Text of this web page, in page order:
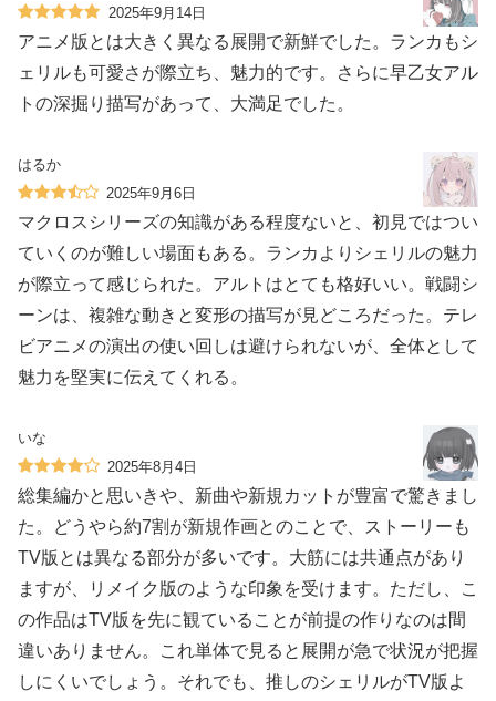
2025年9月14日
アニメ版とは大きく異なる展開で新鮮でした。ランカもシ
ェリルも可愛さが際立ち、魅力的です。さらに早乙女アル
トの深掘り描写があって、大満足でした。
はるか
2025年9月6日
マクロスシリーズの知識がある程度ないと、初見ではつい
ていくのが難しい場面もある。ランカよりシェリルの魅力
が際立って感じられた。アルトはとても格好いい。戦闘シ
ーンは、複雑な動きと変形の描写が見どころだった。テレ
ビアニメの演出の使い回しは避けられないが、全体として
魅力を堅実に伝えてくれる。
いな
2025年8月4日
総集編かと思いきや、新曲や新規カットが豊富で驚きまし
た。どうやら約7割が新規作画とのことで、ストーリーも
TV版とは異なる部分が多いです。大筋には共通点があり
ますが、リメイク版のような印象を受けます。ただし、こ
の作品はTV版を先に観ていることが前提の作りなのは間
違いありません。これ単体で見ると展開が急で状況が把握
しにくいでしょう。それでも、推しのシェリルがTV版よ